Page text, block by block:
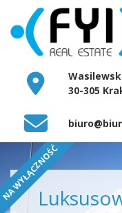
30-305
NA WYŁĄCZNOŚĆ